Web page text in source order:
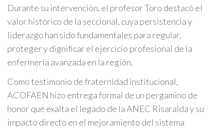
Durante su intervención, el profesor Toro destacó el
valor histórico de la seccional, cuya persistencia y
liderazgo han sido fundamentales para regular,
proteger y dignificar el ejercicio profesional de la
enfermería avanzada en la región.
Como testimonio de fraternidad institucional,
ACOFAEN hizo entrega formal de un pergamino de
honor que exalta el legado de la ANEC Risaralda y su
impacto directo en el mejoramiento del sistema